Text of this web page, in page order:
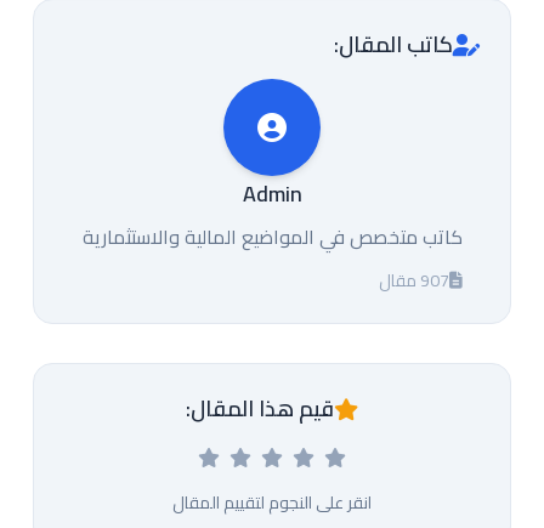
كاتب المقال:
Admin
كاتب متخصص في المواضيع المالية والاستثمارية
907 مقال
قيم هذا المقال:
انقر على النجوم لتقييم المقال